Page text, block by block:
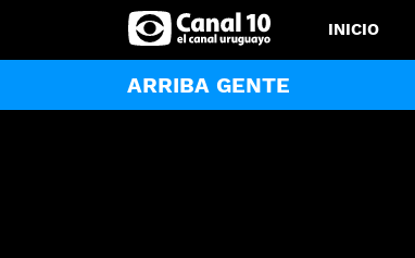
INICIO
ARRIBA GENTE